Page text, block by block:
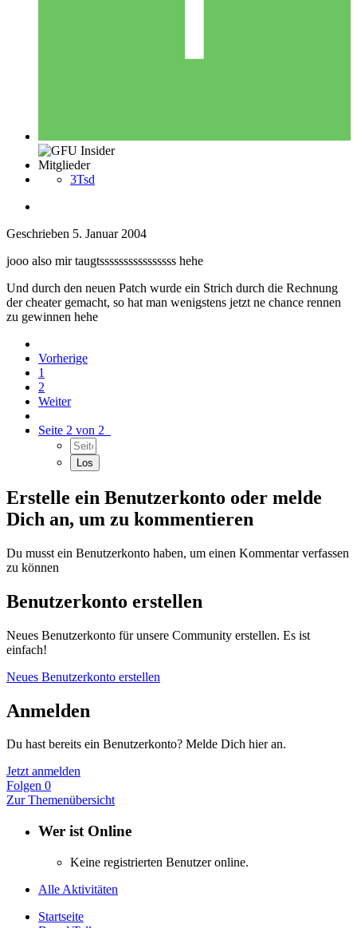
Mitglieder
3Tsd
Geschrieben 5. Januar 2004
jooo also mir taugtssssssssssssssss hehe
Und durch den neuen Patch wurde ein Strich durch die Rechnung
der cheater gemacht, so hat man wenigstens jetzt ne chance rennen
zu gewinnen hehe
Vorherige
1
2
Weiter
Seite 2 von 2
Erstelle ein Benutzerkonto oder melde
Dich an, um zu kommentieren
Du musst ein Benutzerkonto haben, um einen Kommentar verfassen
zu können
Benutzerkonto erstellen
Neues Benutzerkonto für unsere Community erstellen. Es ist
einfach!
Neues Benutzerkonto erstellen
Anmelden
Du hast bereits ein Benutzerkonto? Melde Dich hier an.
Jetzt anmelden
Folgen 0
Zur Themenübersicht
Wer ist Online
Keine registrierten Benutzer online.
Alle Aktivitäten
Startseite